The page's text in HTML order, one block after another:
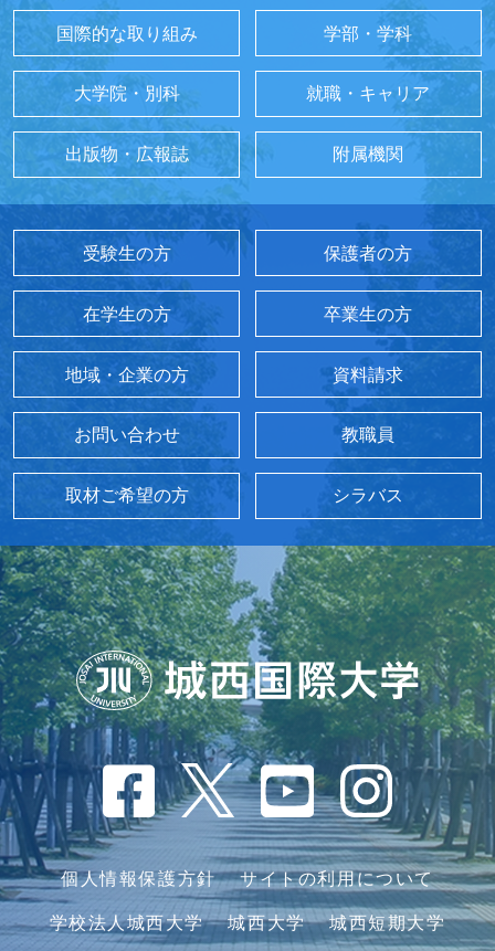
国際的な取り組み 学部・学科
大学院・別科 就職・キャリア
出版物・広報誌 附属機関
受験生の方 保護者の方
在学生の方 卒業生の方
地域・企業の方 資料請求
お問い合わせ 教職員
取材ご希望の方 シラバス
個人情報保護方針 サイトの利用について
学校法人城西大学 城西大学 城西短期大学